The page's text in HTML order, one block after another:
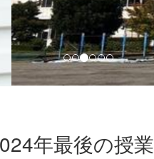
年最後の授業